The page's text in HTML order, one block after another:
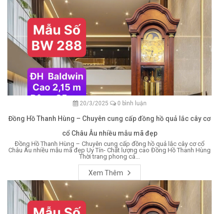
20/3/2025 0 bình luận
Đồng Hồ Thanh Hùng – Chuyên cung cấp đồng hồ quả lắc cây cơ
cổ Châu Âu nhiều mẫu mã đẹp
Đồng Hồ Thanh Hùng – Chuyên cung cấp đồng hồ quả lắc cây cơ cổ
Châu Âu nhiều mẫu mã đẹp Uy Tín- Chất lượng cao Đồng Hồ Thanh Hùng
Thời trang phong cá...
Xem Thêm